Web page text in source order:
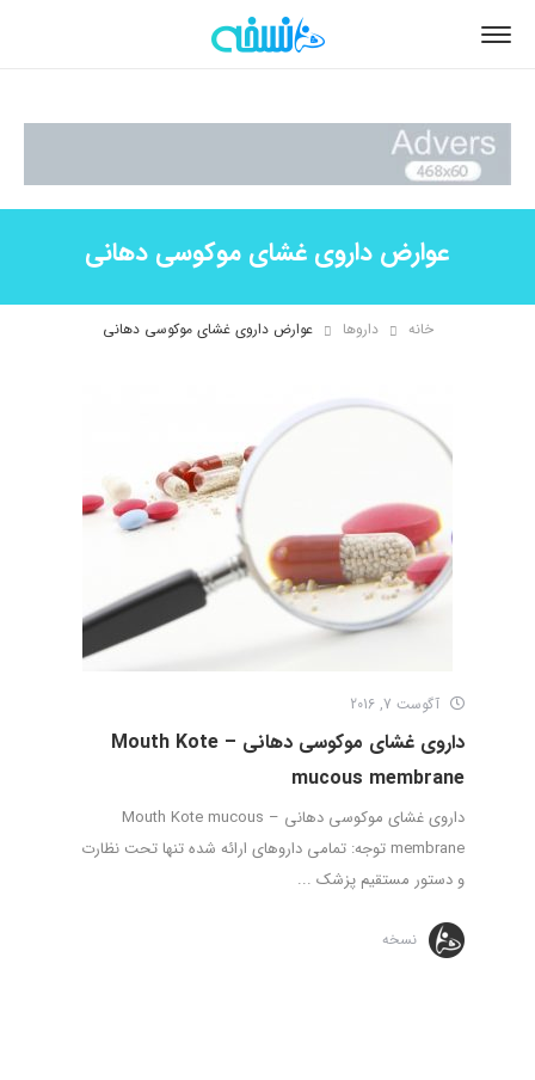
عوارض داروی غشای موکوسی دهانی
خانه داروها عوارض داروی غشای موکوسی دهانی
آگوست 7, 2016
داروی غشای موکوسی دهانی – Mouth Kote
mucous membrane
داروی غشای موکوسی دهانی – Mouth Kote mucous
membrane توجه: تمامی داروهای ارائه شده تنها تحت نظارت
و دستور مستقیم پزشک ...
نسخه